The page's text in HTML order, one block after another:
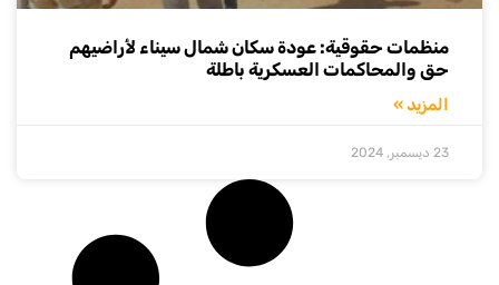
منظمات حقوقية: عودة سكان شمال سيناء لأراضيهم
حق والمحاكمات العسكرية باطلة
المزيد »
23 ديسمبر, 2024